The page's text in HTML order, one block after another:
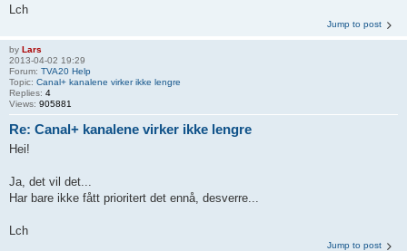
Lch
Jump to post
by Lars
2013-04-02 19:29
Forum: TVA20 Help
Topic: Canal+ kanalene virker ikke lengre
Replies: 4
Views: 905881
Re: Canal+ kanalene virker ikke lengre
Hei!
Ja, det vil det...
Har bare ikke fått prioritert det ennå, desverre...
Lch
Jump to post